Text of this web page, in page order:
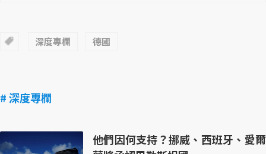
深度專欄 德國
# 深度專欄
他們因何支持？挪威、西班牙、愛爾